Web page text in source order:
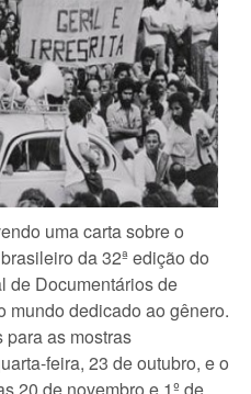
uma carta sobre o
da 32ª edição do
de Documentários de
mundo dedicado ao gênero.
as mostras
feira, 23 de outubro, e o
20 de novembro e 1º de